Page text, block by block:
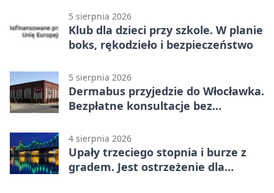
5 sierpnia 2026
Klub dla dzieci przy szkole. W planie
boks, rękodzieło i bezpieczeństwo
5 sierpnia 2026
Dermabus przyjedzie do Włocławka.
Bezpłatne konsultacje bez
4 sierpnia 2026
Upały trzeciego stopnia i burze z
gradem. Jest ostrzeżenie dla